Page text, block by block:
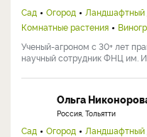
Сад Огород Ландшафтный
Комнатные растения
Ученый-агроном с 30+ лет
научный сотрудник ФНЦ им.
Ольга
Россия, Тольятти
Сад Огород Ландшафтный